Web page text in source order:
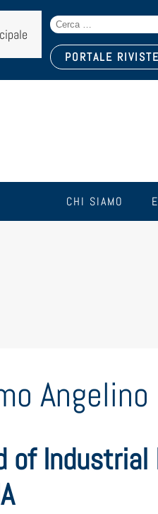
Search
for:
PORTALE
CHI SIAMO
Angelino
of